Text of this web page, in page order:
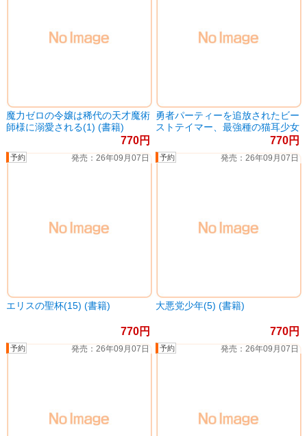
魔力ゼロの令嬢は稀代の天才魔術
師様に溺愛される(1) (書籍)
770
勇者パーティーを追放されたビー
ストテイマー、最強種の猫耳少女
770
エリスの聖杯(15) (書籍)
26年09月07日
770
大悪党少年(5) (書籍)
26年09月07日
770
26年09月07日 26年09月07日